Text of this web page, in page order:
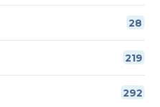
28
219
292